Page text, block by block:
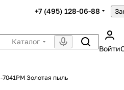
+7 (495) 128-06-88
Каталог
Войти
Золотая пыль